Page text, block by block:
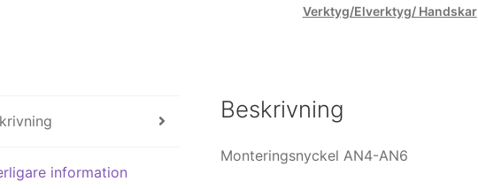
Verktyg/Elverktyg/ Handskar
information
Beskrivning
Monteringsnyckel AN4-AN6